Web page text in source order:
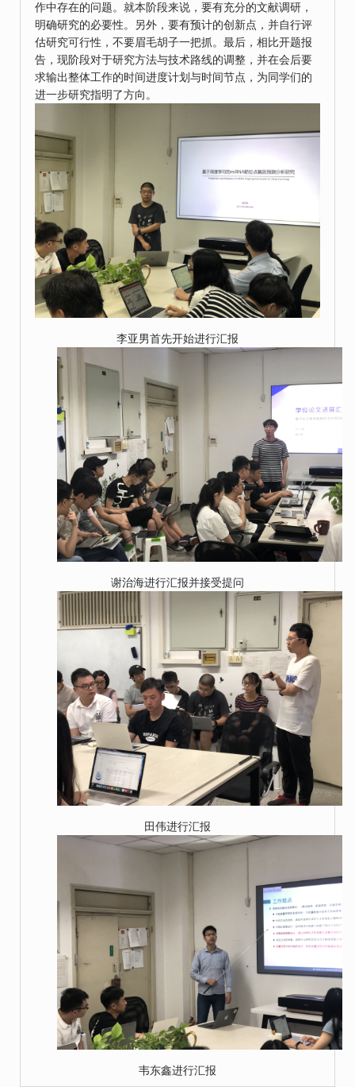
作中存在的问题。就本阶段来说，要有充分的文献调研，
明确研究的必要性。另外，要有预计的创新点，并自行评
估研究可行性，不要眉毛胡子一把抓。最后，相比开题报
告，现阶段对于研究方法与技术路线的调整，并在会后要
求输出整体工作的时间进度计划与时间节点，为同学们的
进一步研究指明了方向。
李亚男首先开始进行汇报
谢治海进行汇报并接受提问
田伟进行汇报
韦东鑫进行汇报